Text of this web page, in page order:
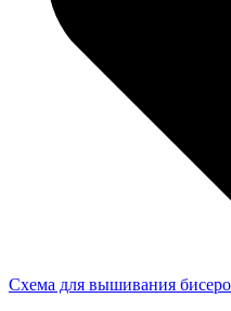
Схема для вышивания